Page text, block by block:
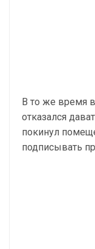
В то же время
отказался
покинул
подписывать